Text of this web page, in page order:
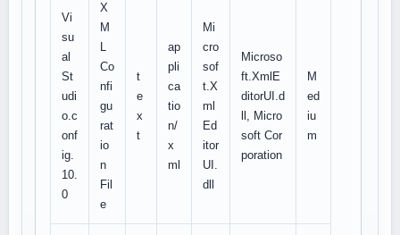
Vi
su
al
St
udi
o.c
onf
ig.
10.
0
X
M
L
Co
nfi
gu
rat
io
n
Fil
e
t
e
x
t
ap
pli
ca
tio
n/
x
ml
Mi
cro
sof
t.X
ml
Ed
itor
UI.
dll
Microso
ft.XmlE
ditorUI.d
ll, Micro
soft Cor
poration
M
ed
iu
m